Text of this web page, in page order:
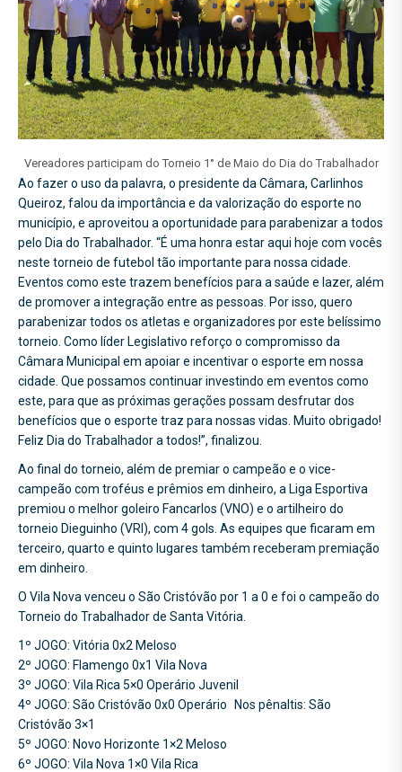
Vereadores participam do Torneio 1° de Maio do Dia do Trabalhador
Ao fazer o uso da palavra, o presidente da Câmara, Carlinhos
Queiroz, falou da importância e da valorização do esporte no
município, e aproveitou a oportunidade para parabenizar a todos
pelo Dia do Trabalhador. “É uma honra estar aqui hoje com vocês
neste torneio de futebol tão importante para nossa cidade.
Eventos como este trazem benefícios para a saúde e lazer, além
de promover a integração entre as pessoas. Por isso, quero
parabenizar todos os atletas e organizadores por este belíssimo
torneio. Como líder Legislativo reforço o compromisso da
Câmara Municipal em apoiar e incentivar o esporte em nossa
cidade. Que possamos continuar investindo em eventos como
este, para que as próximas gerações possam desfrutar dos
benefícios que o esporte traz para nossas vidas. Muito obrigado!
Feliz Dia do Trabalhador a todos!”, finalizou.
Ao final do torneio, além de premiar o campeão e o vice-
campeão com troféus e prêmios em dinheiro, a Liga Esportiva
premiou o melhor goleiro Fancarlos (VNO) e o artilheiro do
torneio Dieguinho (VRI), com 4 gols. As equipes que ficaram em
terceiro, quarto e quinto lugares também receberam premiação
em dinheiro.
O Vila Nova venceu o São Cristóvão por 1 a 0 e foi o campeão do
Torneio do Trabalhador de Santa Vitória.
1º JOGO: Vitória 0x2 Meloso
2º JOGO: Flamengo 0x1 Vila Nova
3º JOGO: Vila Rica 5×0 Operário Juvenil
4º JOGO: São Cristóvão 0x0 Operário Nos pênaltis: São
Cristóvão 3×1
5º JOGO: Novo Horizonte 1×2 Meloso
6º JOGO: Vila Nova 1×0 Vila Rica